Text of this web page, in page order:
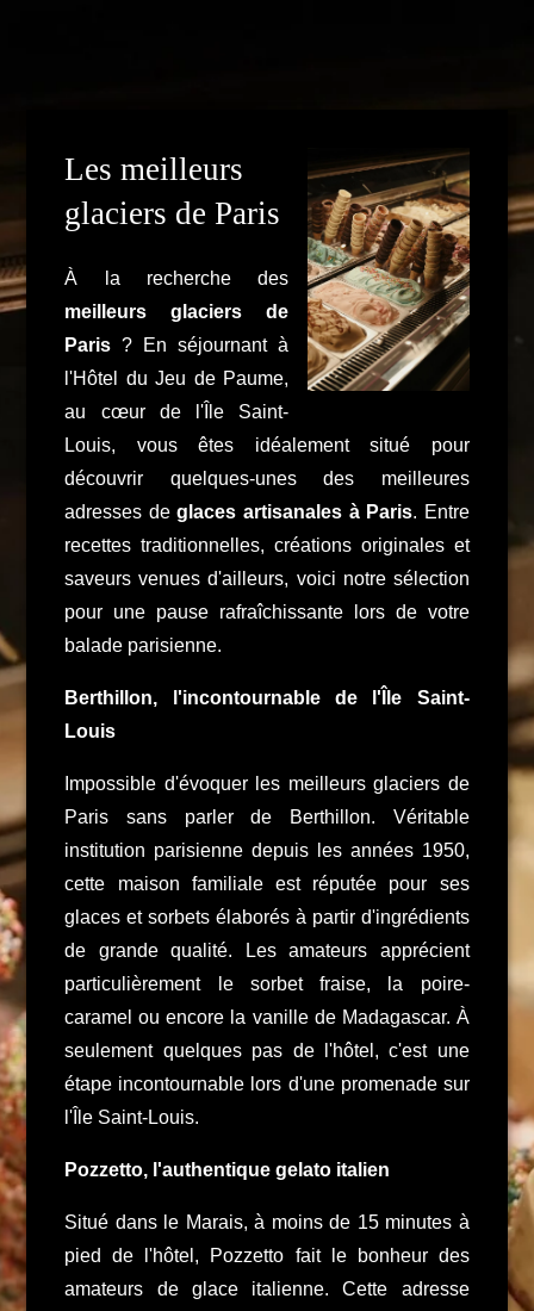
Les meilleurs
glaciers de Paris
À la recherche des
meilleurs glaciers de
Paris ? En séjournant à
l'Hôtel du Jeu de Paume,
au cœur de l'Île Saint-
Louis, vous êtes idéalement situé pour
découvrir quelques-unes des meilleures
adresses deglaces artisanales à Paris. Entre
recettes traditionnelles, créations originales et
saveurs venues d'ailleurs, voici notre sélection
pour une pause rafraîchissante lors de votre
balade parisienne.
Berthillon, l'incontournable de l'Île Saint-
Louis
Impossible d'évoquer les meilleurs glaciers de
Paris sans parler de Berthillon. Véritable
institution parisienne depuis les années 1950,
cette maison familiale est réputée pour ses
glaces et sorbets élaborés à partir d'ingrédients
de grande qualité. Les amateurs apprécient
particulièrement le sorbet fraise, la poire-
caramel ou encore la vanille de Madagascar. À
seulement quelques pas de l'hôtel, c'est une
étape incontournable lors d'une promenade sur
l'Île Saint-Louis.
Pozzetto, l'authentique gelato italien
Situé dans le Marais, à moins de 15 minutes à
pied de l'hôtel, Pozzetto fait le bonheur des
amateurs de glace italienne. Cette adresse